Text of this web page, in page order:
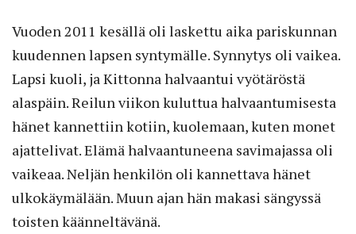
Vuoden 2011 kesällä oli laskettu aika pariskunnan
kuudennen lapsen syntymälle. Synnytys oli vaikea.
Lapsi kuoli, ja Kittonna halvaantui vyötäröstä
alaspäin. Reilun viikon kuluttua halvaantumisesta
hänet kannettiin kotiin, kuolemaan, kuten monet
ajattelivat. Elämä halvaantuneena savimajassa oli
vaikeaa. Neljän henkilön oli kannettava hänet
ulkokäymälään. Muun ajan hän makasi sängyssä
toisten käänneltävänä.